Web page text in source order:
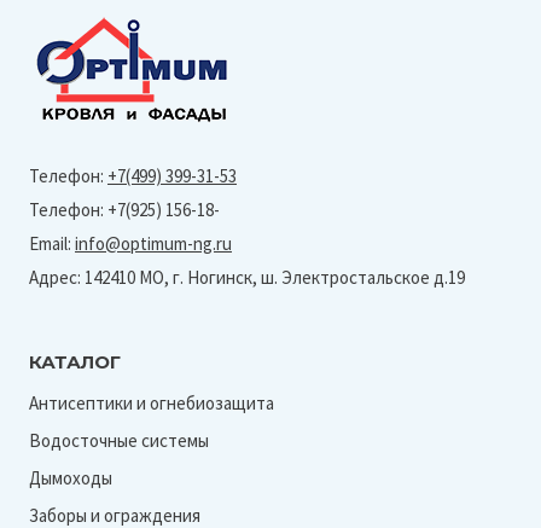
Телефон: +7(499) 399-31-53
Телефон: +7(925) 156-18-
Email: info@optimum-ng.ru
Адрес: 142410 МО, г. Ногинск, ш. Электростальское д.19
КАТАЛОГ
Антисептики и огнебиозащита
Водосточные системы
Дымоходы
Заборы и ограждения